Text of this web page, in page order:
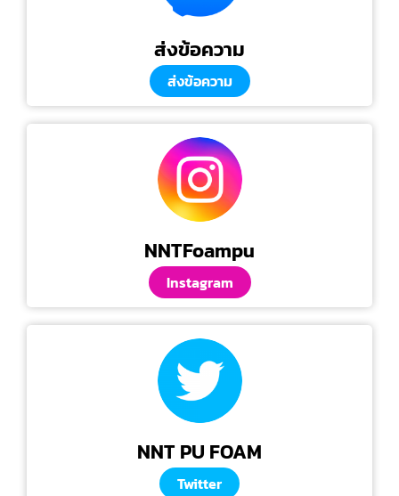
ส่งข้อความ
ส่งข้อความ
NNTFoampu
Instagram
NNT PU FOAM
Twitter